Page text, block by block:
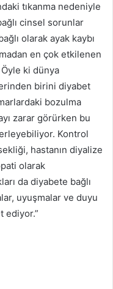
tıkanma nedeniyle
cinsel sorunlar
olarak ayak kaybı
en çok etkilenen
ki dünya
birini diyabet
bozulma
zarar görürken bu
Kontrol
hastanın diyalize
olarak
da diyabete bağlı
uyuşmalar ve duyu
ediyor.”